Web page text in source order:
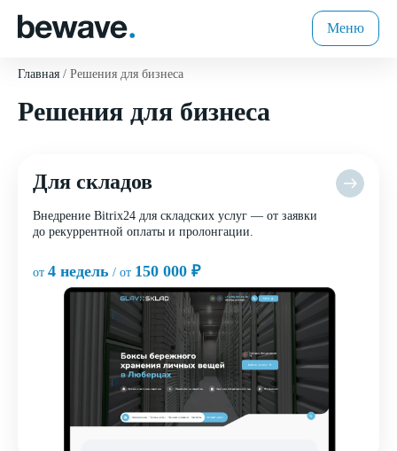
Меню
Главная Решения для бизнеса
Решения для бизнеса
Для складов
Внедрение Bitrix24 для складских услуг — от заявки
до рекуррентной оплаты и пролонгации.
от 4 недель / от 150 000 ₽